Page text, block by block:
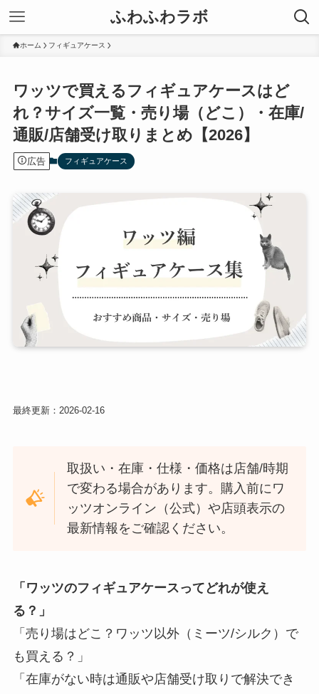
ふわふわラボ
ホーム フィギュアケース
ワッツで買えるフィギュアケースはど
れ？サイズ一覧・売り場（どこ）・在庫/
通販/店舗受け取りまとめ【2026】
広告 フィギュアケース
最終更新： 2026-02-16
取扱い・在庫・仕様・価格は店舗/時期
で変わる場合があります。購入前にワ
ッツオンライン（公式）や店頭表示の
最新情報をご確認ください。
「ワッツのフィギュアケースってどれが使え
る？」
「売り場はどこ？ワッツ以外（ミーツ/シルク）で
も買える？」
「在庫がない時は通販や店舗受け取りで解決でき